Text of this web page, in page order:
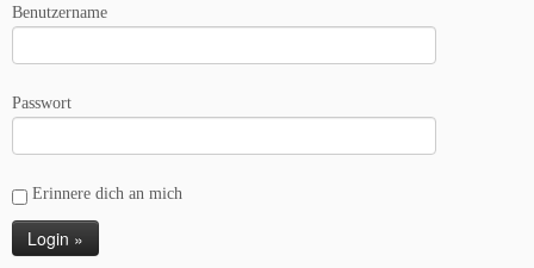
Benutzername
Passwort
Erinnere dich an mich